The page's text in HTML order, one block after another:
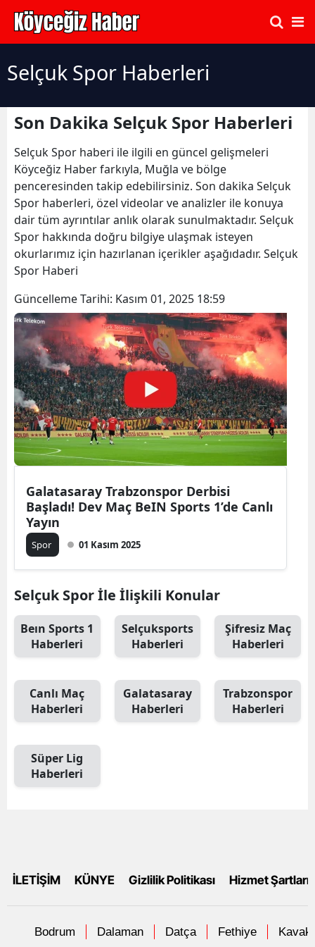
Selçuk Spor Haberleri
Son Dakika Selçuk Spor Haberleri
Selçuk Spor haberi ile ilgili en güncel gelişmeleri
Köyceğiz Haber farkıyla, Muğla ve bölge
penceresinden takip edebilirsiniz. Son dakika Selçuk
Spor haberleri, özel videolar ve analizler ile konuya
dair tüm ayrıntılar anlık olarak sunulmaktadır. Selçuk
Spor hakkında doğru bilgiye ulaşmak isteyen
okurlarımız için hazırlanan içerikler aşağıdadır. Selçuk
Spor Haberi
Güncelleme Tarihi: Kasım 01, 2025 18:59
Galatasaray Trabzonspor Derbisi
Başladı! Dev Maç BeIN Sports 1’de Canlı
Yayın
Spor 01 Kasım 2025
Selçuk Spor İle İlişkili Konular
Beın Sports 1
Haberleri
Selçuksports
Haberleri
Şifresiz Maç
Haberleri
Canlı Maç
Haberleri
Galatasaray
Haberleri
Trabzonspor
Haberleri
Süper Lig
Haberleri
İLETİŞİM KÜNYE Gizlilik Politikası Hizmet Şartları
Bodrum Dalaman Datça Fethiye